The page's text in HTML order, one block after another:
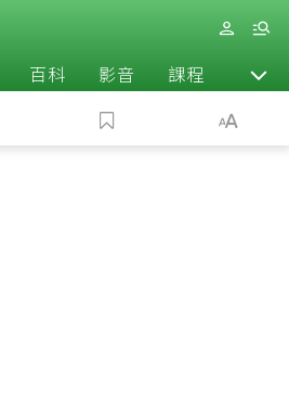
百科 影音 課程 退休